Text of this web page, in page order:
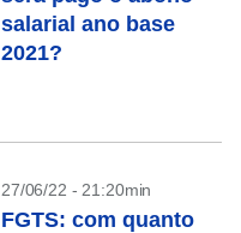
salarial ano base
2021?
27/06/22 - 21:20min
FGTS: com quanto